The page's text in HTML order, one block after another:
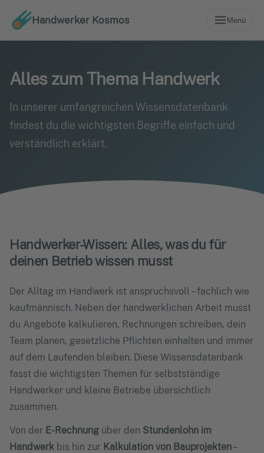
Handwerker Kosmos Menü
Alles zum Thema Handwerk
In unserer umfangreichen Wissensdatenbank
findest du die wichtigsten Begriffe einfach und
verständlich erklärt.
Handwerker-Wissen: Alles, was du für
deinen Betrieb wissen musst
Der Alltag im Handwerk ist anspruchsvoll – fachlich wie
kaufmännisch. Neben der handwerklichen Arbeit musst
du Angebote kalkulieren, Rechnungen schreiben, dein
Team planen, gesetzliche Pflichten einhalten und immer
auf dem Laufenden bleiben. Diese Wissensdatenbank
fasst die wichtigsten Themen für selbstständige
Handwerker und kleine Betriebe übersichtlich
zusammen.
Von der E-Rechnung über den Stundenlohn im
Handwerk bis hin zur Kalkulation von Bauprojekten–